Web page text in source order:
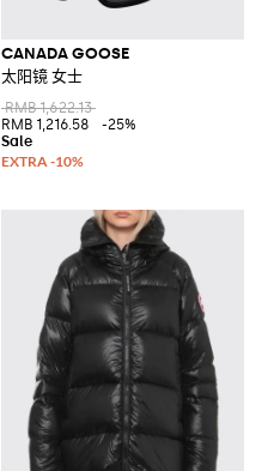
CANADA GOOSE
太阳镜 女士
RMB 1,622.13
RMB 1,216.58
-25%